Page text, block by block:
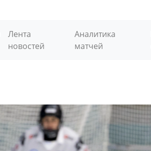
Лента
новостей
Аналитика
матчей